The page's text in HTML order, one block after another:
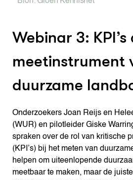
Webinar 3: KPI’s
meetinstrument
duurzame
Onderzoekers Joan Reijs en
(WUR) en pilotleider Giske
spraken over de rol van kritische
(KPI’s) bij het meten van
helpen om uiteenlopende
meetbaar te maken, maar de